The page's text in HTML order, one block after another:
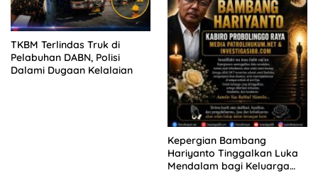
TKBM Terlindas Truk di
Pelabuhan DABN, Polisi
Dalami Dugaan Kelalaian
Kepergian Bambang
Hariyanto Tinggalkan Luka
Mendalam bagi Keluarga